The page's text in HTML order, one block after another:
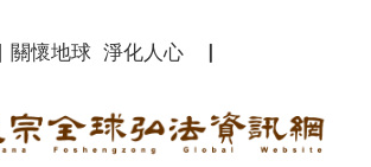
▏關懷地球 淨化人心 ▏